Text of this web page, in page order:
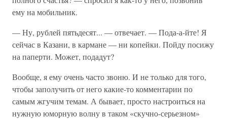
ему на мобильник.
— Ну, рублей пятьдесят... — отвечает. — Пода-а-йте! Я
сейчас в Казани, в кармане — ни копейки. Пойду посижу
на паперти. Может, подадут?
Вообще, я ему очень часто звоню. И не только для того,
чтобы заполучить от него какие-то комментарии по
самым жгучим темам. А бывает, просто настроиться на
нужную юморную волну в таком «скучно-серьезном»